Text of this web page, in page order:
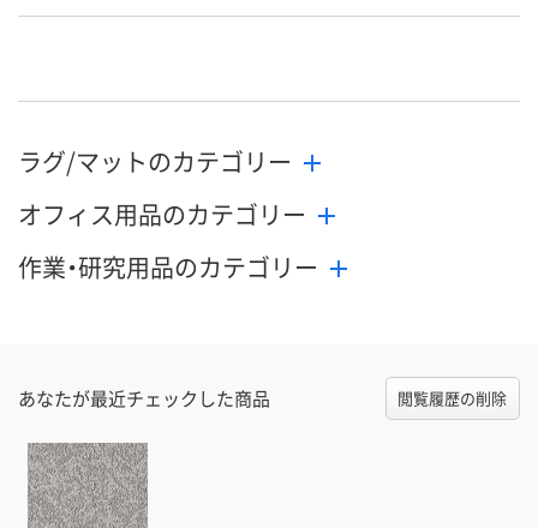
カゴへ
ラグ/マットのカテゴリー
オフィス用品のカテゴリー
作業・研究用品のカテゴリー
あなたが最近チェックした商品 閲覧履歴の削除